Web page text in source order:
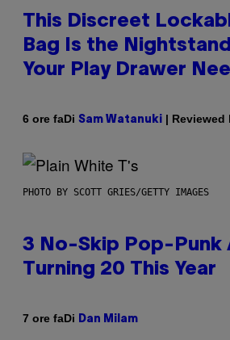
This Discreet
Bag Is the
Your Play Drawer
6 ore faDi Sam Watanuki | Reviewed
PHOTO BY SCOTT GRIES/GETTY IMAGES
3 No-Skip Pop-Punk
Turning 20 This Year
7 ore faDi Dan Milam